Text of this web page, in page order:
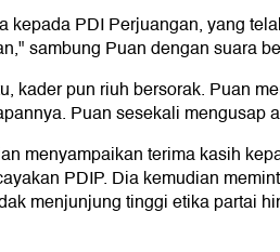
kepada PDI Perjuangan, yang
sambung Puan dengan suara
kader pun riuh bersorak. Puan
Puan sesekali mengusap
menyampaikan terima kasih
PDIP. Dia kemudian
menjunjung tinggi etika partai